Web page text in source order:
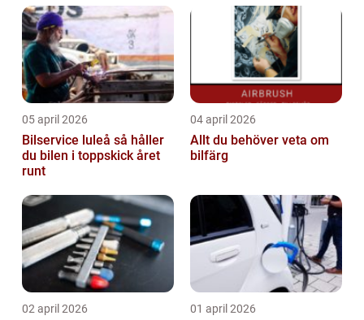
05 april 2026
Bilservice luleå så håller
du bilen i toppskick året
runt
04 april 2026
Allt du behöver veta om
bilfärg
02 april 2026 01 april 2026